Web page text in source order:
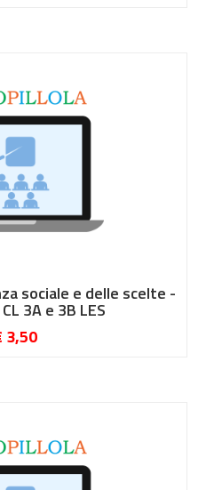
sociale e delle scelte -
3A e 3B LES
3,50